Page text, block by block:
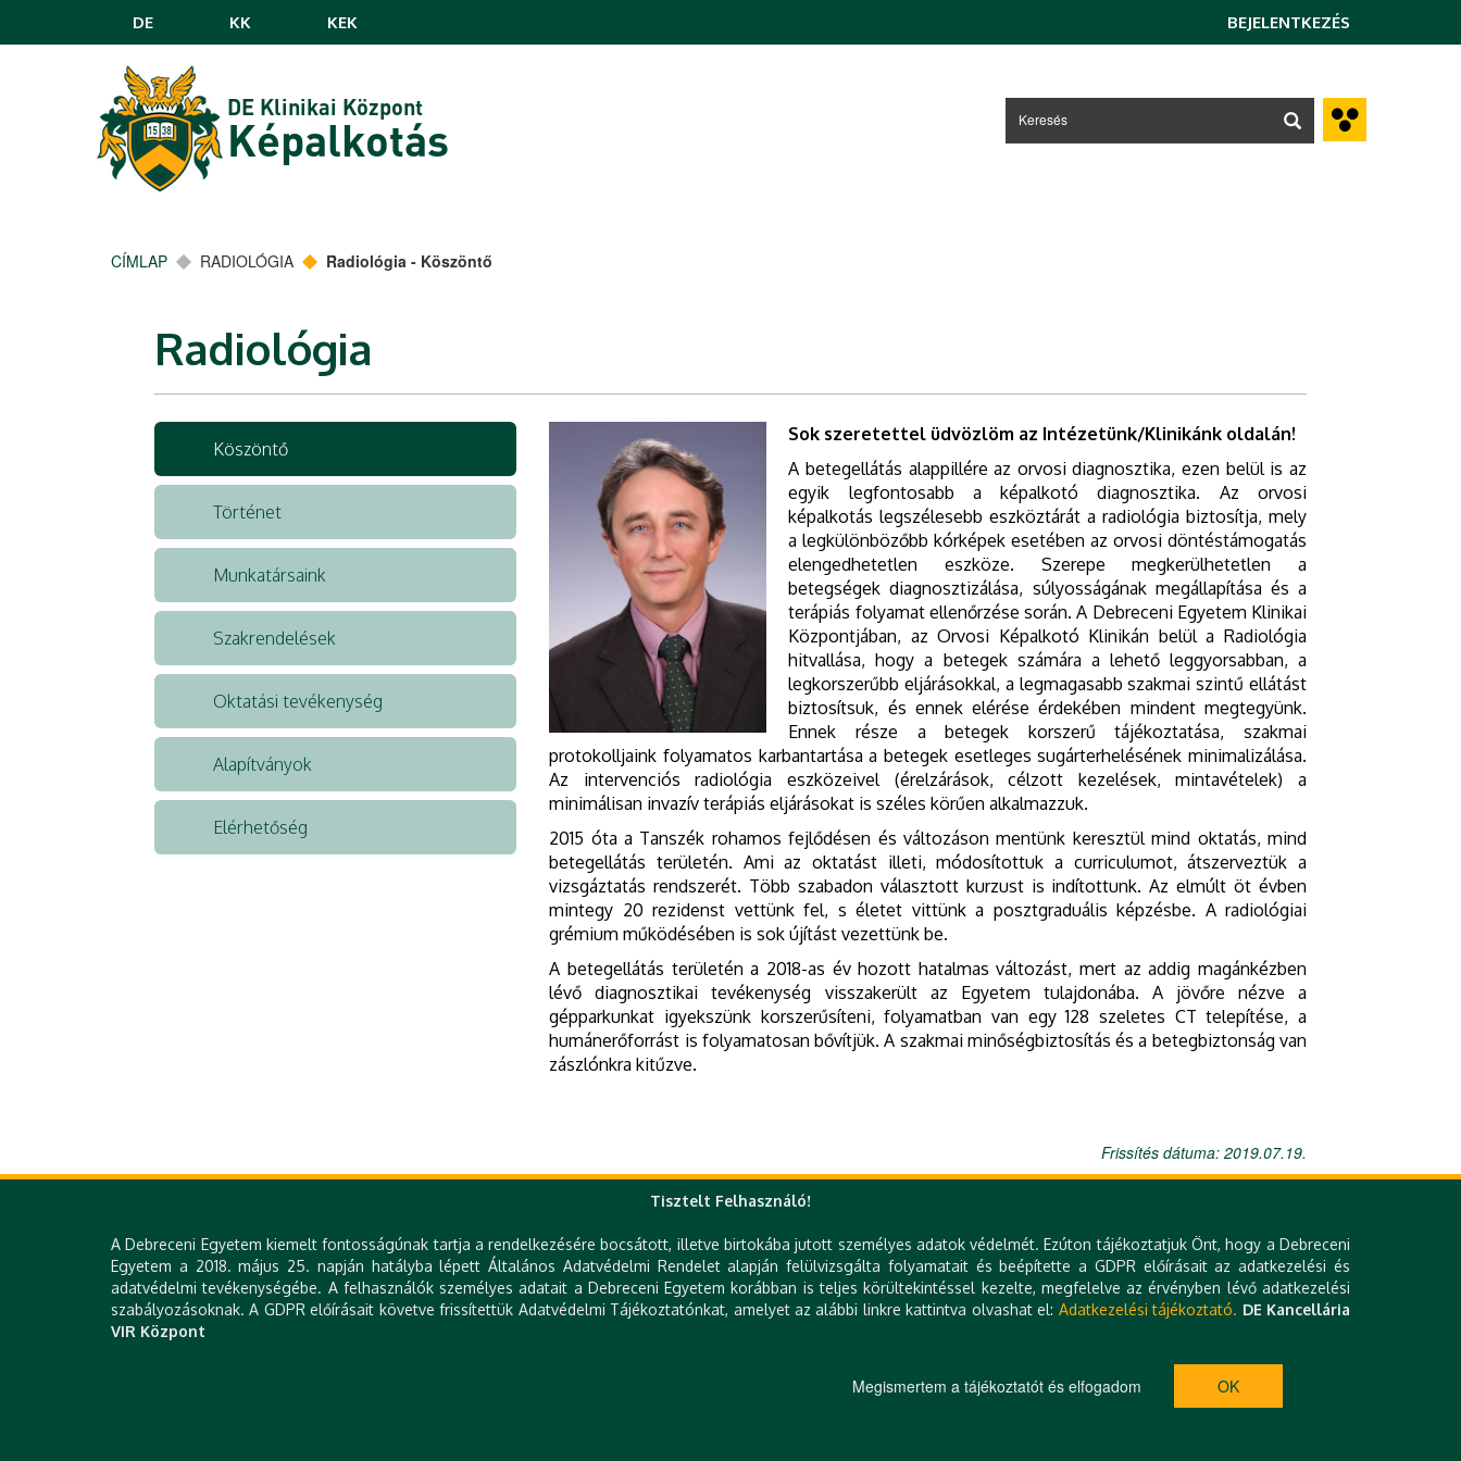
DE KK KEK BEJELENTKEZÉS
DE Klinikai Központ
Képalkotás
CÍMLAP RADIOLÓGIA Radiológia - Köszöntő
Radiológia
Köszöntő
Történet
Munkatársaink
Szakrendelések
Oktatási tevékenység
Alapítványok
Elérhetőség
Sok szeretettel üdvözlöm az Intézetünk/Klinikánk oldalán!
A betegellátás alappillére az orvosi diagnosztika, ezen belül is az
egyik legfontosabb a képalkotó diagnosztika. Az orvosi
képalkotás legszélesebb eszköztárát a radiológia biztosítja, mely
a legkülönbözőbb kórképek esetében az orvosi döntéstámogatás
elengedhetetlen eszköze. Szerepe megkerülhetetlen a
betegségek diagnosztizálása, súlyosságának megállapítása és a
terápiás folyamat ellenőrzése során. A Debreceni Egyetem Klinikai
Központjában, az Orvosi Képalkotó Klinikán belül a Radiológia
hitvallása, hogy a betegek számára a lehető leggyorsabban, a
legkorszerűbb eljárásokkal, a legmagasabb szakmai szintű ellátást
biztosítsuk, és ennek elérése érdekében mindent megtegyünk.
Ennek része a betegek korszerű tájékoztatása, szakmai
protokolljaink folyamatos karbantartása a betegek esetleges sugárterhelésének minimalizálása.
Az intervenciós radiológia eszközeivel (érelzárások, célzott kezelések, mintavételek) a
minimálisan invazív terápiás eljárásokat is széles körűen alkalmazzuk.
2015 óta a Tanszék rohamos fejlődésen és változáson mentünk keresztül mind oktatás, mind
betegellátás területén. Ami az oktatást illeti, módosítottuk a curriculumot, átszerveztük a
vizsgáztatás rendszerét. Több szabadon választott kurzust is indítottunk. Az elmúlt öt évben
mintegy 20 rezidenst vettünk fel, s életet vittünk a posztgraduális képzésbe. A radiológiai
grémium működésében is sok újítást vezettünk be.
A betegellátás területén a 2018-as év hozott hatalmas változást, mert az addig magánkézben
lévő diagnosztikai tevékenység visszakerült az Egyetem tulajdonába. A jövőre nézve a
gépparkunkat igyekszünk korszerűsíteni, folyamatban van egy 128 szeletes CT telepítése, a
humánerőforrást is folyamatosan bővítjük. A szakmai minőségbiztosítás és a betegbiztonság van
zászlónkra kitűzve.
Frissítés dátuma: 2019.07.19.
Gyorslinkek
DE telefonkönyv
KK Orvoskereső
Várólista
Klinikai térkép
Hibabejelentés
Kapcsolat
Impresszum
Tisztelt Felhasználó!
A Debreceni Egyetem kiemelt fontosságúnak tartja a rendelkezésére bocsátott, illetve birtokába jutott személyes adatok védelmét. Ezúton tájékoztatjuk Önt, hogy a Debreceni
Egyetem a 2018. május 25. napján hatályba lépett Általános Adatvédelmi Rendelet alapján felülvizsgálta folyamatait és beépítette a GDPR előírásait az adatkezelési és
adatvédelmi tevékenységébe. A felhasználók személyes adatait a Debreceni Egyetem korábban is teljes körültekintéssel kezelte, megfelelve az érvényben lévő adatkezelési
szabályozásoknak. A GDPR előírásait követve frissítettük Adatvédelmi Tájékoztatónkat, amelyet az alábbi linkre kattintva olvashat el: Adatkezelési tájékoztató. DE Kancellária
VIR Központ
Megismertem a tájékoztatót és elfogadom OK